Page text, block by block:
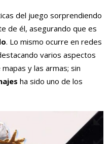
del juego sorprendiendo
de él, asegurando que es
. Lo mismo ocurre en redes
varios aspectos
y las armas; sin
ha sido uno de los